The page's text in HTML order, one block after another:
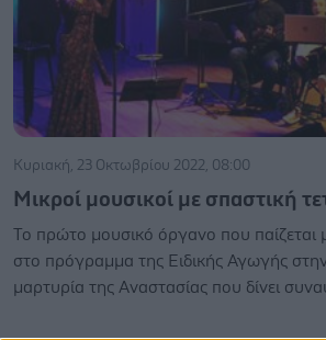
Κυριακή, 23 Οκτωβρίου 2022, 08:00
Μικροί μουσικοί με σπαστική
Το πρώτο μουσικό όργανο που παίζεται
στο πρόγραμμα της Ειδικής Αγωγής
μαρτυρία της Αναστασίας που δίνει